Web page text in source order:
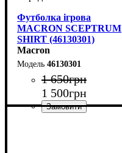
Футболка ігрова
MACRON SCEPTRUM
SHIRT (46130301)
Macron
46130301
1 650грн
1 500грн